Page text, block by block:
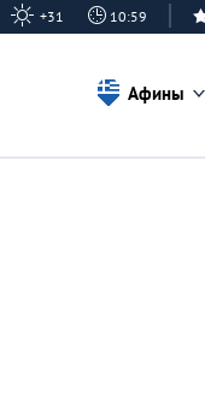
+31 10:59
Афины